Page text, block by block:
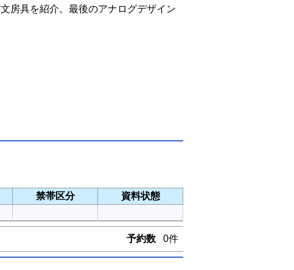
房具を紹介。最後のアナログデザイン
禁帯区分
資料状態
予約数 0件